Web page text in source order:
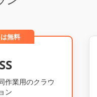
無料
作業用のクラウ
ン